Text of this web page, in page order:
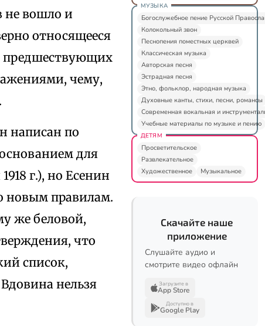
не вошло и
относящееся
предшествующих
чему,
написан по
для
г.), но Есенин
новым правилам.
же беловой,
что
список,
нельзя
МУЗЫКА
Богослужебное пение Русской
Колокольный звон
Песнопения поместных церквей
Классическая музыка
Авторская песня
Эстрадная песня
Этно, фольклор, народная музыка
Духовные канты, стихи, песни, романсы
Современная вокальная и
Учебные материалы по музыке и пению
ДЕТЯМ
Просветительское
Развлекательное
Художественное
Музыкальное
Скачайте наше
приложение
Слушайте аудио и
смотрите видео офлайн
Загрузите в
App Store
Доступно в
Google Play